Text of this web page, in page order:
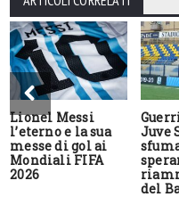
Lionel Messi
l’eterno e la sua
messe di gol ai
Mondiali FIFA
2026
Juve
del